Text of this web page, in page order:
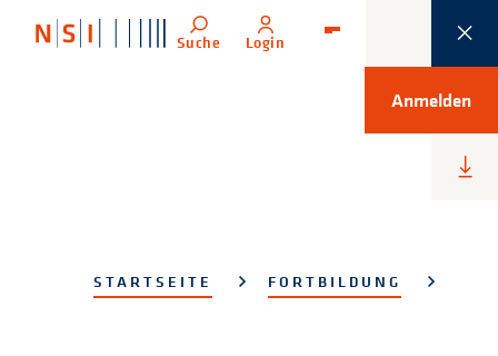
Suche Login
STARTSEITE FORTBILDUNG
Anmelden